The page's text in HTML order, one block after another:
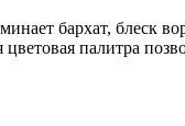
бархат, блеск
палитра